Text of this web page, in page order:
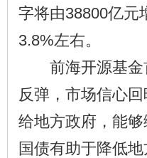
字将由38800亿元
3.8%左右。
前海开源基金
反弹，市场信心
给地方政府，能
国债有助于降低